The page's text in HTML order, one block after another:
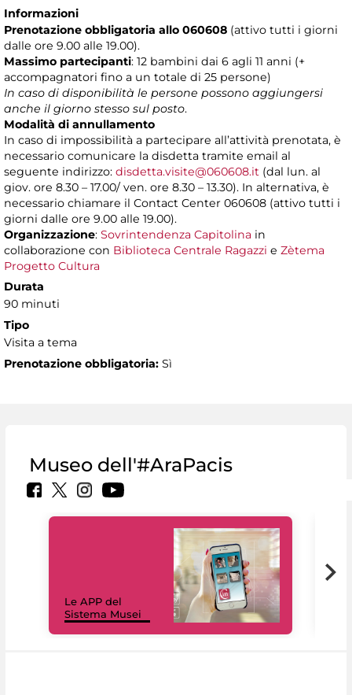
Informazioni
Prenotazione obbligatoria allo 060608 (attivo tutti i giorni
dalle ore 9.00 alle 19.00).
Massimo partecipanti: 12 bambini dai 6 agli 11 anni (+
accompagnatori fino a un totale di 25 persone)
In caso di disponibilità le persone possono aggiungersi
anche il giorno stesso sul posto.
Modalità di annullamento
In caso di impossibilità a partecipare all’attività prenotata, è
necessario comunicare la disdetta tramite email al
seguente indirizzo: disdetta.visite@060608.it (dal lun. al
giov. ore 8.30 – 17.00/ ven. ore 8.30 – 13.30). In alternativa, è
necessario chiamare il Contact Center 060608 (attivo tutti i
giorni dalle ore 9.00 alle 19.00).
Organizzazione: Sovrintendenza Capitolina in
collaborazione con Biblioteca Centrale Ragazzi e Zètema
Progetto Cultura
Durata
90 minuti
Tipo
Visita a tema
Prenotazione obbligatoria: Sì
Museo dell'#AraPacis
Le APP del
Sistema Musei